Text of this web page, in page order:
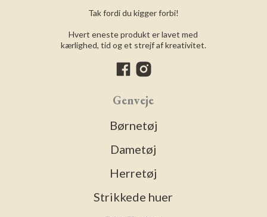
Tak fordi du kigger forbi!
Hvert eneste produkt er lavet med
kærlighed, tid og et strejf af kreativitet.
Genveje
Børnetøj
Dametøj
Herretøj
Strikkede huer